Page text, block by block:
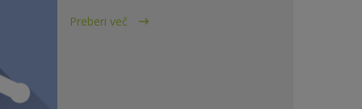
Preberi več